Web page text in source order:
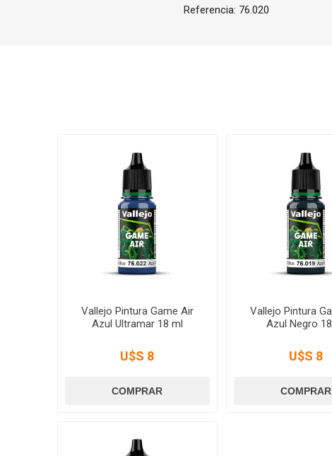
Referencia: 76.020
Vallejo Pintura Game Air
Azul Ultramar 18 ml
U$S 8
Vallejo Pintura
Azul Negro
U$S 8